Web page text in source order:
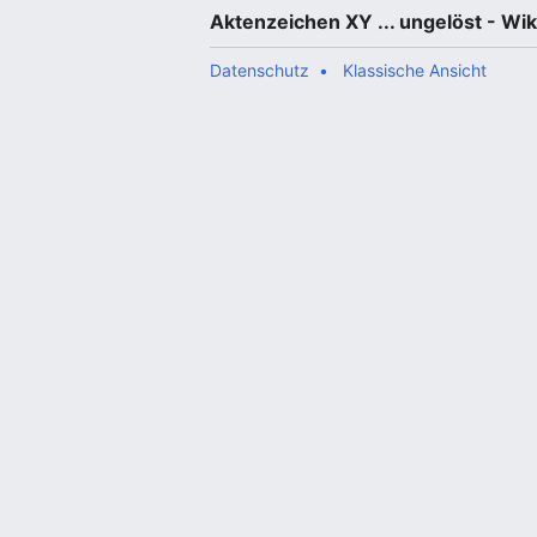
Aktenzeichen XY ... ungelöst -
Datenschutz Klassische Ansicht